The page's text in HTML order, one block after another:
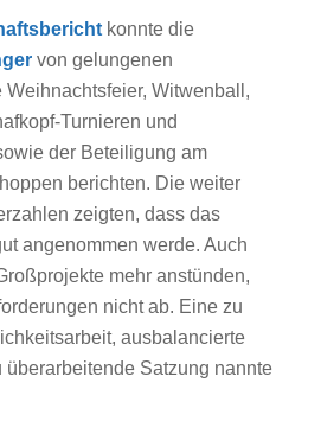
konnte die
von gelungenen
Witwenball,
Turnieren und
der Beteiligung am
berichten. Die weiter
zeigten, dass das
angenommen werde. Auch
mehr anstünden,
nicht ab. Eine zu
ausbalancierte
überarbeitende Satzung nannte